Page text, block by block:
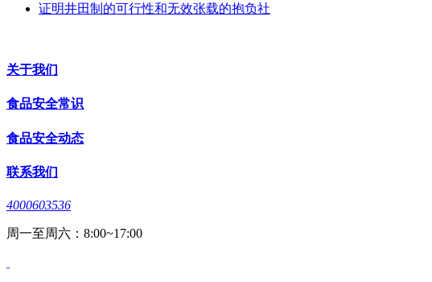
证明井田制的可行性和无效张载的抱负社
关于我们
食品安全常识
食品安全动态
联系我们
4000603536
周一至周六：8:00~17:00